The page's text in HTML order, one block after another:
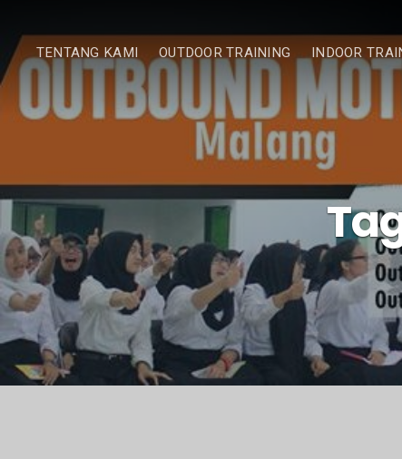
TENTANG KAMI OUTDOOR TRAINING INDOOR